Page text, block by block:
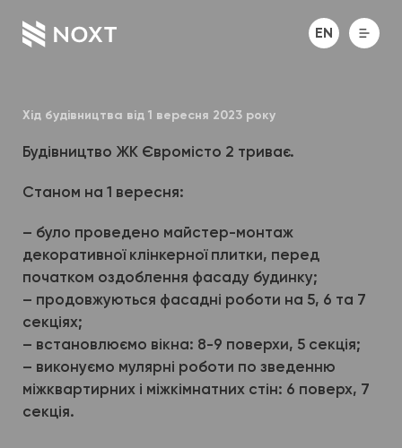
EN
Хід будівництва від 1 вересня 2023 року
Будівництво ЖК Євромісто 2 триває.
Станом на 1 вересня:
– було проведено майстер-монтаж
декоративної клінкерної плитки, перед
початком оздоблення фасаду будинку;
– продовжуються фасадні роботи на 5, 6 та 7
секціях;
– встановлюємо вікна: 8-9 поверхи, 5 секція;
– виконуємо мулярні роботи по зведенню
міжквартирних і міжкімнатних стін: 6 поверх, 7
секція.